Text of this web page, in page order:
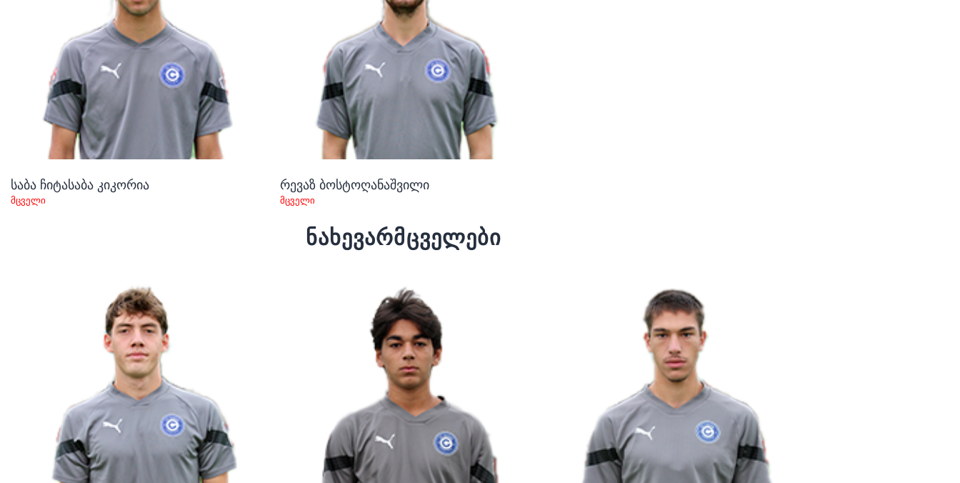
საბა ჩიტასაბა კიკორია
მცველი
რევაზ ბოსტოღანაშვილი
მცველი
ნახევარმცველები